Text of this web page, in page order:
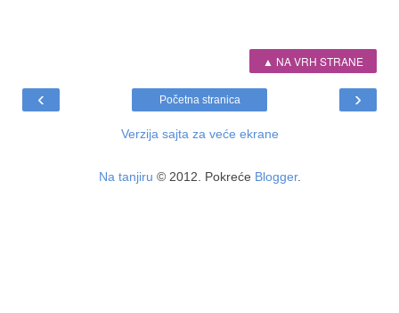
▲ NA VRH STRANE
‹ ›
Početna stranica
Verzija sajta za veće ekrane
Na tanjiru © 2012. Pokreće Blogger.